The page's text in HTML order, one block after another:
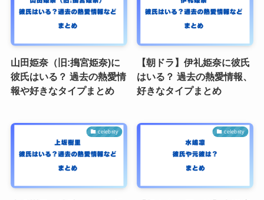
山田姫奈（旧:搗宮姫奈)に
彼氏はいる？ 過去の熱愛情
報や好きなタイプまとめ
【朝ドラ】伊礼姫奈に彼氏
はいる？ 過去の熱愛情報、
好きなタイプまとめ
celebrity celebrity